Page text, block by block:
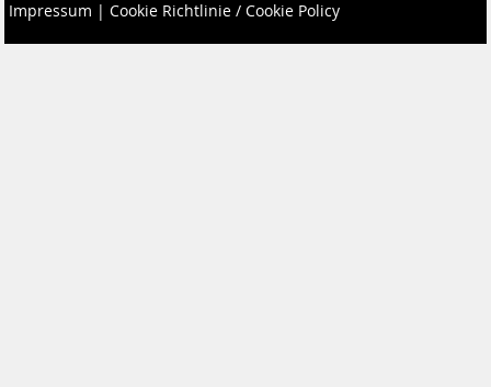
Impressum | Cookie Richtlinie / Cookie Policy